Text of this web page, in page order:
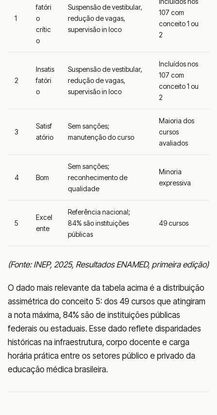
1
fatóri
o
crític
o
Suspensão de vestibular,
redução de vagas,
supervisão in loco
107 com
conceito 1 ou
2
2
Insatis
fatóri
o
Suspensão de vestibular,
redução de vagas,
supervisão in loco
Incluídos nos
107 com
conceito 1 ou
2
3
Satisf
atório
Sem sanções;
manutenção do curso
Maioria dos
cursos
avaliados
4 Bom
Sem sanções;
reconhecimento de
qualidade
Minoria
expressiva
5
Excel
ente
Referência nacional;
84% são instituições
públicas
49 cursos
(Fonte: INEP, 2025, Resultados ENAMED, primeira edição)
O dado mais relevante da tabela acima é a distribuição
assimétrica do conceito 5: dos 49 cursos que atingiram
a nota máxima, 84% são de instituições públicas
federais ou estaduais. Esse dado reflete disparidades
históricas na infraestrutura, corpo docente e carga
horária prática entre os setores público e privado da
educação médica brasileira.